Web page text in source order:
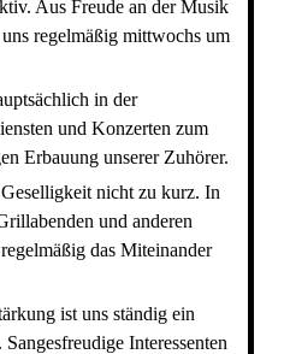
Aus Freude an der Musik
regelmäßig mittwochs um
in der
und Konzerten zum
Erbauung unserer Zuhörer.
nicht zu kurz. In
und anderen
das Miteinander
ist uns ständig ein
Interessenten